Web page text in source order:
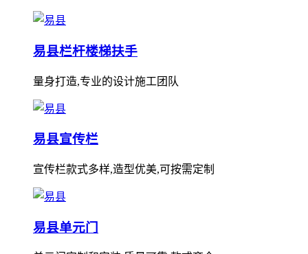
易县栏杆楼梯扶手
量身打造,专业的设计施工团队
易县宣传栏
宣传栏款式多样,造型优美,可按需定制
易县单元门